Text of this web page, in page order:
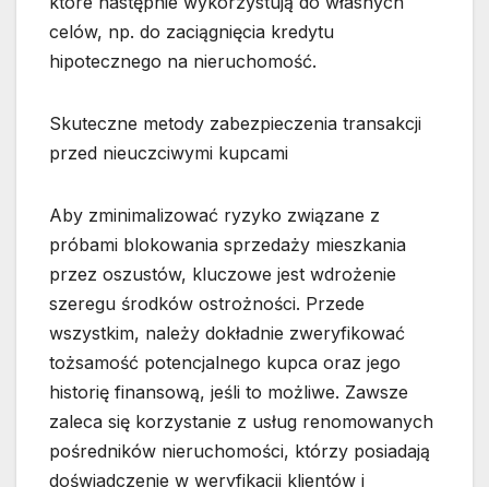
celów, np. do zaciągnięcia kredytu
hipotecznego na nieruchomość.
Skuteczne metody zabezpieczenia transakcji
przed nieuczciwymi kupcami
Aby zminimalizować ryzyko związane z
próbami blokowania sprzedaży mieszkania
przez oszustów, kluczowe jest wdrożenie
szeregu środków ostrożności. Przede
wszystkim, należy dokładnie zweryfikować
tożsamość potencjalnego kupca oraz jego
historię finansową, jeśli to możliwe. Zawsze
zaleca się korzystanie z usług renomowanych
pośredników nieruchomości, którzy posiadają
doświadczenie w weryfikacji klientów i